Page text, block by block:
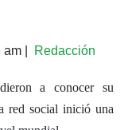
am Redacción
a conocer su
red social inició una